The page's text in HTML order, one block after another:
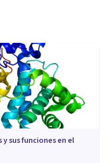
sus funciones en el